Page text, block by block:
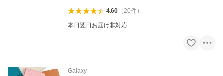
4.60（20件）
本日翌日お届け非対応
Galaxy